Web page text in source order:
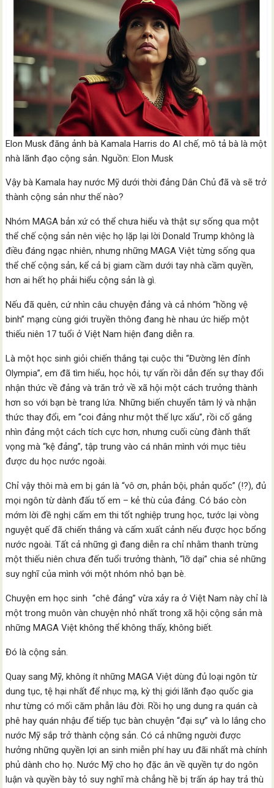
Elon Musk đăng ảnh bà Kamala Harris do AI chế, mô tả bà là một
nhà lãnh đạo cộng sản. Nguồn: Elon Musk
Vậy bà Kamala hay nước Mỹ dưới thời đảng Dân Chủ đã và sẽ trở
thành cộng sản như thế nào?
Nhóm MAGA bản xứ có thể chưa hiểu và thật sự sống qua một
thể chế cộng sản nên việc họ lặp lại lời Donald Trump không là
điều đáng ngạc nhiên, nhưng những MAGA Việt từng sống qua
thể chế cộng sản, kể cả bị giam cầm dưới tay nhà cầm quyền,
hơn ai hết họ phải hiểu cộng sản là gì.
Nếu đã quên, cứ nhìn câu chuyện đảng và cả nhóm “hồng vệ
binh” mạng cùng giới truyền thông đang hè nhau ức hiếp một
thiếu niên 17 tuổi ở Việt Nam hiện đang diễn ra.
Là một học sinh giỏi chiến thắng tại cuộc thi “Đường lên đỉnh
Olympia”, em đã tìm hiểu, học hỏi, tự vấn rồi dẫn đến sự thay đổi
nhận thức về đảng và trăn trở về xã hội một cách trưởng thành
hơn so với bạn bè trang lứa. Những biến chuyển tâm lý và nhận
thức thay đổi, em “coi đảng như một thế lực xấu”, rồi cố gắng
nhìn đảng một cách tích cực hơn, nhưng cuối cùng đành thất
vọng mà “kệ đảng”, tập trung vào cá nhân mình với mục tiêu
được du học nước ngoài.
Chỉ vậy thôi mà em bị gán là “vô ơn, phản bội, phản quốc” (!?), đủ
mọi ngôn từ dành đấu tố em – kẻ thù của đảng. Có báo còn
mớm lời đề nghị cấm em thi tốt nghiệp trung học, tước lại vòng
nguyệt quế đã chiến thắng và cấm xuất cảnh nếu được học bổng
nước ngoài. Tất cả những gì đang diễn ra chỉ nhằm thanh trừng
một thiếu niên chưa đến tuổi trưởng thành, “lỡ dại” chia sẻ những
suy nghĩ của mình với một nhóm nhỏ bạn bè.
Chuyện em học sinh “chê đảng” vừa xảy ra ở Việt Nam này chỉ là
một trong muôn vàn chuyện nhỏ nhất trong xã hội cộng sản mà
những MAGA Việt không thể không thấy, không biết.
Đó là cộng sản.
Quay sang Mỹ, không ít những MAGA Việt dùng đủ loại ngôn từ
dung tục, tệ hại nhất để nhục mạ, kỳ thị giới lãnh đạo quốc gia
như từng có mối căm phẫn lâu đời. Rồi họ ung dung ra quán cà
phê hay quán nhậu để tiếp tục bàn chuyện “đại sự” và lo lắng cho
nước Mỹ sắp trở thành cộng sản. Có cả những người được
hưởng những quyền lợi an sinh miễn phí hay ưu đãi nhất mà chính
phủ dành cho họ. Nước Mỹ cho họ đặc ân về quyền tự do ngôn
luận và quyền bày tỏ suy nghĩ mà chẳng hề bị trấn áp hay trả thù